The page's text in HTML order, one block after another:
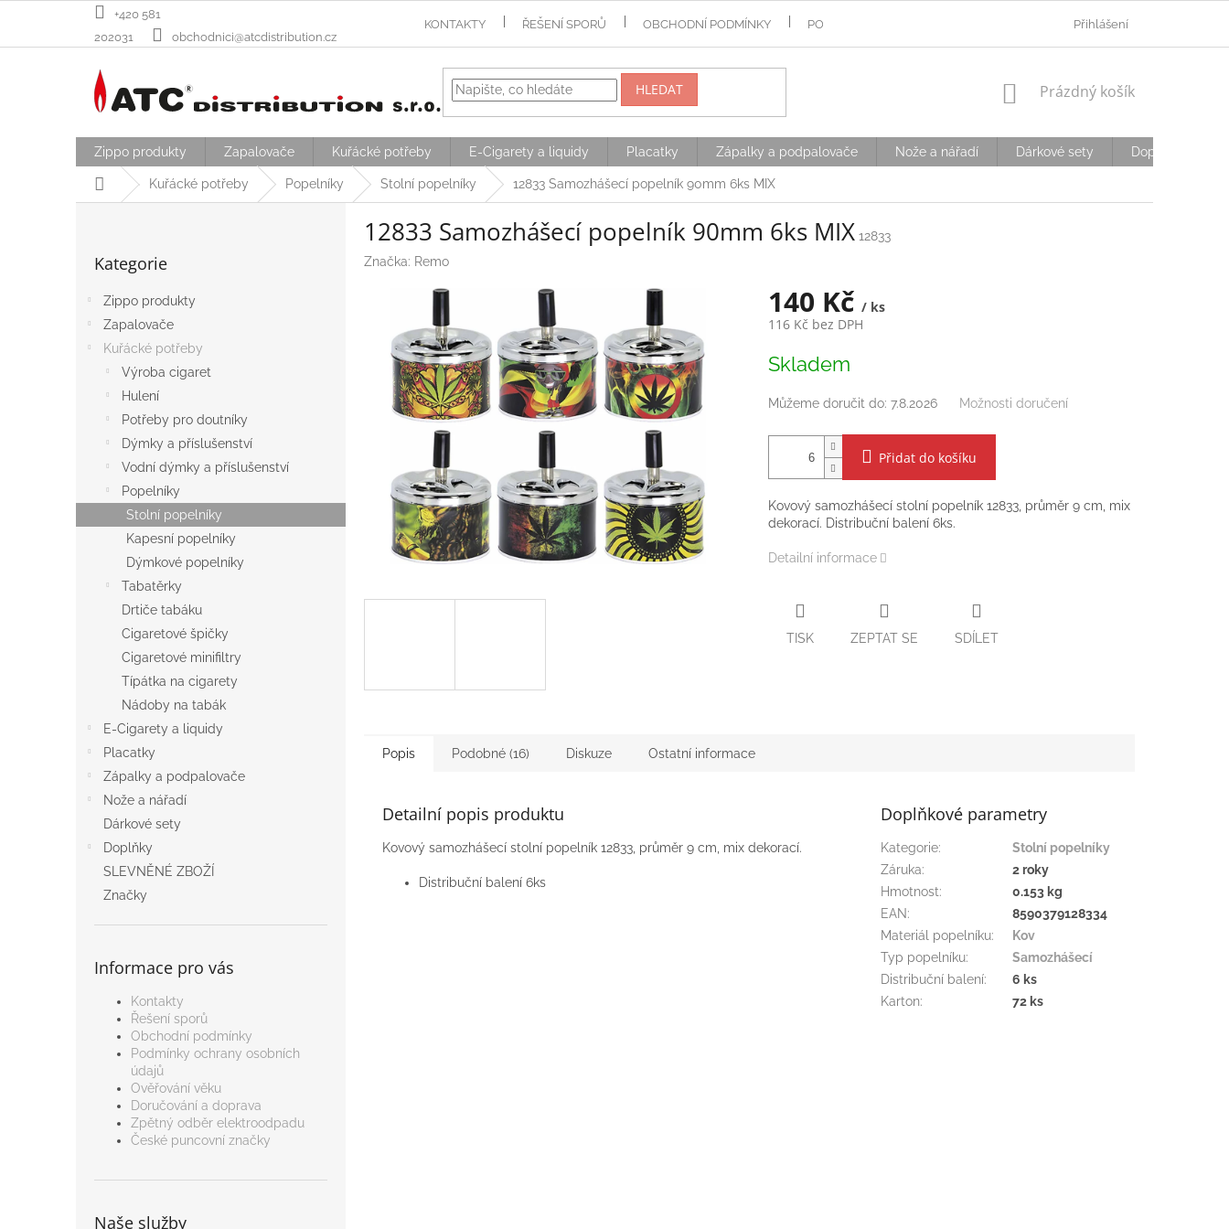
+420 581
202031
obchodnici@atcdistribution.cz
KONTAKTY ŘEŠENÍ SPORŮ OBCHODNÍ PODMÍNKY PODMÍNKY OCHRANY OSOBNÍCH ÚDAJŮ OVĚŘOVÁNÍ VĚKU
Přihlášení
HLEDAT
NÁKUPNÍ
Prázdný košík
Zippo produkty Zapalovače Kuřácké potřeby E-Cigarety a liquidy Placatky Zápalky a podpalovače Nože a nářadí Dárkové sety Doplňky
Domů Kuřácké potřeby Popelníky Stolní popelníky 12833 Samozhášecí popelník 90mm 6ks MIX
kategorie
Kategorie
Zippo produkty
Zapalovače
Kuřácké potřeby
Výroba cigaret
Hulení
Potřeby pro doutníky
Dýmky a příslušenství
Vodní dýmky a příslušenství
Popelníky
Stolní popelníky
Kapesní popelníky
Dýmkové popelníky
Tabatěrky
Drtiče tabáku
Cigaretové špičky
Cigaretové minifiltry
Típátka na cigarety
Nádoby na tabák
E-Cigarety a liquidy
Placatky
Zápalky a podpalovače
Nože a nářadí
Dárkové sety
Doplňky
SLEVNĚNÉ ZBOŽÍ
Značky
Informace pro vás
Kontakty
Řešení sporů
Obchodní podmínky
Podmínky ochrany osobních
údajů
Ověřování věku
Doručování a doprava
Zpětný odběr elektroodpadu
České puncovní značky
Naše služby
12833 Samozhášecí popelník 90mm 6ks MIX 12833
Značka: Remo
140 Kč / ks
116 Kč bez DPH
cena:
Skladem
Můžeme doručit do: 7.8.2026 Možnosti doručení
Přidat do košíku
Kovový samozhášecí stolní popelník 12833, průměr 9 cm, mix
dekorací. Distribuční balení 6ks.
Detailní informace
TISK ZEPTAT SE SDÍLET
Popis Podobné (16) Diskuze Ostatní informace
Detailní popis produktu
Kovový samozhášecí stolní popelník 12833, průměr 9 cm, mix dekorací.
Distribuční balení 6ks
Doplňkové parametry
Kategorie:
Stolní popelníky
Záruka:
2 roky
Hmotnost:
0.153 kg
EAN:
8590379128334
Materiál popelníku:
Kov
Typ popelníku:
Samozhášecí
Distribuční balení:
6 ks
Karton: 72 ks